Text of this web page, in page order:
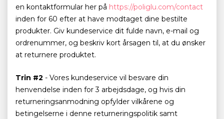
en kontaktformular her på https://poliglu.com/contact
inden for 60 efter at have modtaget dine bestilte
produkter. Giv kundeservice dit fulde navn, e-mail og
ordrenummer, og beskriv kort årsagen til, at du ønsker
at returnere produktet.
Trin #2 - Vores kundeservice vil besvare din
henvendelse inden for 3 arbejdsdage, og hvis din
returneringsanmodning opfylder vilkårene og
betingelserne i denne returneringspolitik samt